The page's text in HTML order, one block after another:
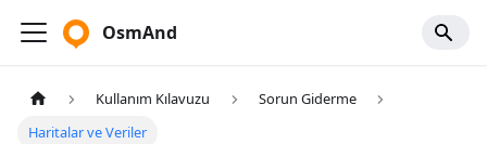
OsmAnd
Kullanım Kılavuzu
Sorun Giderme
Haritalar ve Veriler